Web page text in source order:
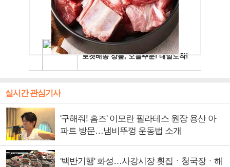
실시간 관심기사
'구해줘! 홈즈' 이모란 필라테스 원장 용산 아
파트 방문…냄비뚜껑 운동법 소개
'백반기행' 화성…사강시장 횟집ㆍ청국장ㆍ해